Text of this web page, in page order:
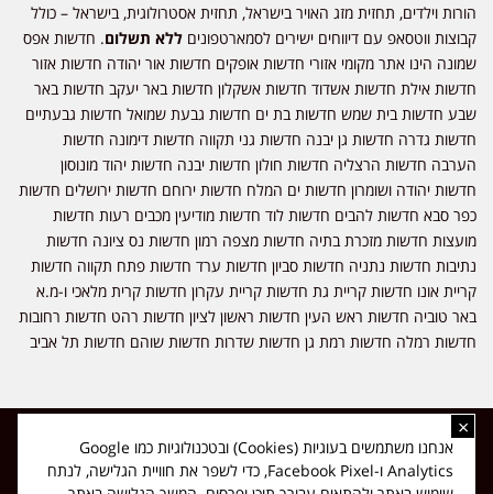
הורות וילדים, תחזית מזג האויר בישראל, תחזית אסטרולוגית, בישראל – כולל
קבוצות ווטסאפ עם דיווחים ישירים לסמארטפונים ללא תשלום. חדשות אפס
שמונה הינו אתר מקומי אזורי חדשות אופקים חדשות אור יהודה חדשות אזור
חדשות אילת חדשות אשדוד חדשות אשקלון חדשות באר יעקב חדשות באר
שבע חדשות בית שמש חדשות בת ים חדשות גבעת שמואל חדשות גבעתיים
חדשות גדרה חדשות גן יבנה חדשות גני תקווה חדשות דימונה חדשות
הערבה חדשות הרצליה חדשות חולון חדשות יבנה חדשות יהוד מונוסון
חדשות יהודה ושומרון חדשות ים המלח חדשות ירוחם חדשות ירושלים חדשות
כפר סבא חדשות להבים חדשות לוד חדשות מודיעין מכבים רעות חדשות
מועצות חדשות מזכרת בתיה חדשות מצפה רמון חדשות נס ציונה חדשות
נתיבות חדשות נתניה חדשות סביון חדשות ערד חדשות פתח תקווה חדשות
קריית אונו חדשות קריית גת חדשות קריית עקרון חדשות קרית מלאכי ו-מ.א
באר טוביה חדשות ראש העין חדשות ראשון לציון חדשות רהט חדשות רחובות
חדשות רמלה חדשות רמת גן חדשות שדרות חדשות שוהם חדשות תל אביב
כל הזכויות שמורות ל-ליזה ללוצאשווילי - חדשות אפס שמונה - דיווחים בזמן
אמת, נוסד בשנת 2019 | טל' לפרסומים 054-9759222 מייל מערכת
news08.net@gmail.com
×
אנחנו משתמשים בעוגיות (Cookies) ובטכנולוגיות כמו Google
Analytics ו-Facebook Pixel, כדי לשפר את חוויית הגלישה, לנתח